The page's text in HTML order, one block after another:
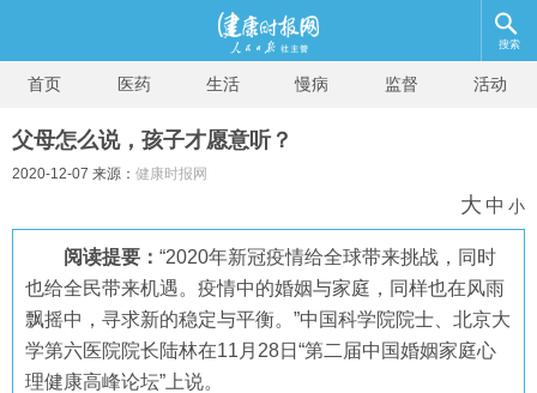
搜索
首页 医药 生活 慢病 监督 活动
父母怎么说，孩子才愿意听？
2020-12-07 来源： 健康时报网
大 中 小
阅读提要： “2020年新冠疫情给全球带来挑战，同时
也给全民带来机遇。疫情中的婚姻与家庭，同样也在风雨
飘摇中，寻求新的稳定与平衡。”中国科学院院士、北京大
学第六医院院长陆林在11月28日“第二届中国婚姻家庭心
理健康高峰论坛”上说。